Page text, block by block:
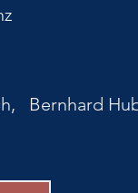
Bernhard